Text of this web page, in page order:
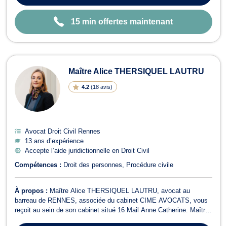
15 min offertes maintenant
Maître Alice THERSIQUEL LAUTRU
4.2 (18 avis)
Avocat Droit Civil Rennes
13 ans d’expérience
Accepte l’aide juridictionnelle en Droit Civil
Compétences : Droit des personnes Procédure civile
À propos : Maître Alice THERSIQUEL LAUTRU, avocat au
barreau de RENNES, associée du cabinet CIME AVOCATS, vous
reçoit au sein de son cabinet situé 16 Mail Anne Catherine. Maître